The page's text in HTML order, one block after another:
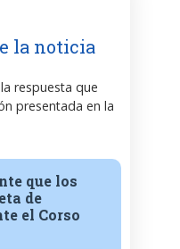
la noticia
respuesta que
presentada en la
que los
de
el Corso